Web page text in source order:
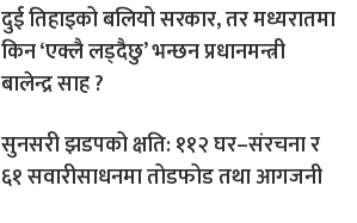
दुई तिहाइको बलियो सरकार, तर मध्यरातमा
किन ‘एक्लै लड्दैछु’ भन्छन प्रधानमन्त्री
बालेन्द्र साह ?
सुनसरी झडपको क्षति: ११२ घर–संरचना र
६१ सवारीसाधनमा तोडफोड तथा आगजनी